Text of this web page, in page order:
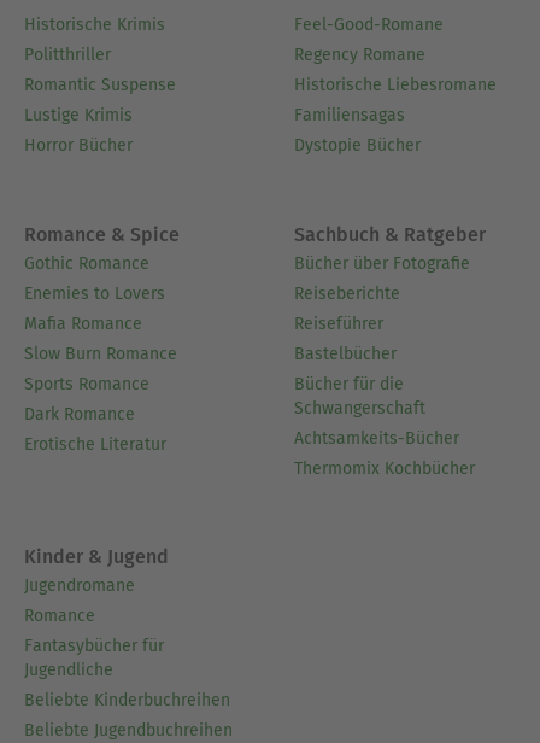
Historische Krimis
Politthriller
Romantic Suspense
Lustige Krimis
Horror Bücher
Feel-Good-Romane
Regency Romane
Historische Liebesromane
Familiensagas
Dystopie Bücher
Romance & Spice
Gothic Romance
Enemies to Lovers
Mafia Romance
Slow Burn Romance
Sports Romance
Dark Romance
Erotische Literatur
Sachbuch & Ratgeber
Bücher über Fotografie
Reiseberichte
Reiseführer
Bastelbücher
Bücher für die
Schwangerschaft
Achtsamkeits-Bücher
Thermomix Kochbücher
Kinder & Jugend
Jugendromane
Romance
Fantasybücher für
Jugendliche
Beliebte Kinderbuchreihen
Beliebte Jugendbuchreihen